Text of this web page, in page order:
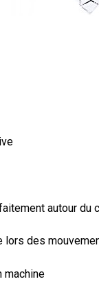
autour du
lors des
machine